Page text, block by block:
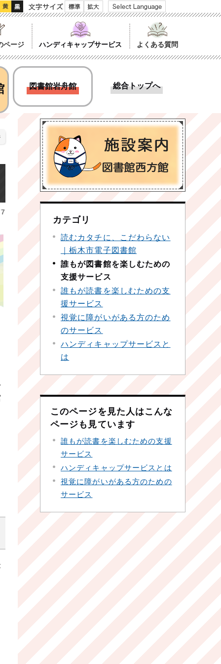
文字サイズ
ページ ハンディキャップサービス よくある質問
図書館岩舟館 総合トップへ
カテゴリ
読むカタチに、こだわらない
｜栃木市電子図書館
誰もが図書館を楽しむための
支援サービス
誰もが読書を楽しむための支
援サービス
視覚に障がいがある方のため
のサービス
ハンディキャップサービスと
は
このページを見た人はこんな
ページも見ています
誰もが読書を楽しむための支援
サービス
ハンディキャップサービスとは
視覚に障がいがある方のための
サービス